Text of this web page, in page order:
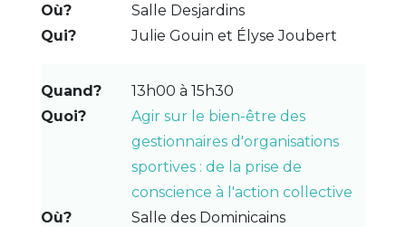
Salle Desjardins
Julie Gouin et Élyse Joubert
13h00 à 15h30
Agir sur le bien-être des
gestionnaires d'organisations
sportives : de la prise de
conscience à l'action collective
Salle des Dominicains